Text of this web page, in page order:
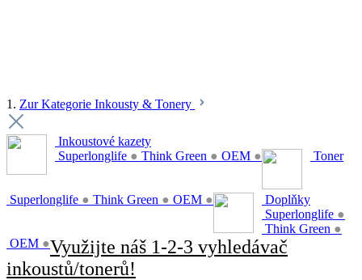
1. Zur Kategorie Inkousty & Tonery
Inkoustové kazety
Superlonglife ● Think Green ● OEM ● Toner
Superlonglife ● Think Green ● OEM ●
Doplňky
Superlonglife ●
Think Green ●
OEM ●Využijte náš 1-2-3 vyhledávač
inkoustů/tonerů!